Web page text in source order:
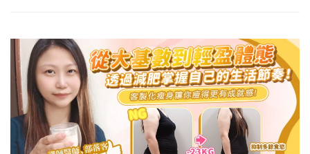
不
只
是
減
重
成
功，